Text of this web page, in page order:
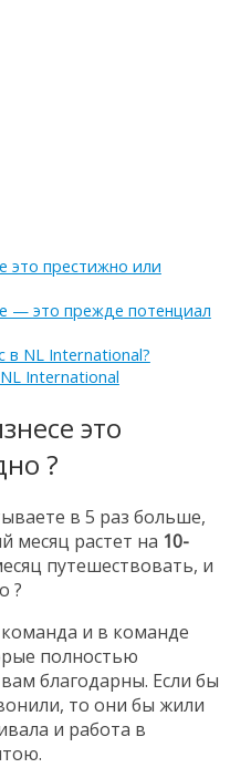
это престижно или
— это прежде потенциал
в NL International?
International
это
?
в 5 раз больше,
месяц растет на 10-
путешествовать, и
?
и в команде
полностью
благодарны. Если бы
то они бы жили
и работа в